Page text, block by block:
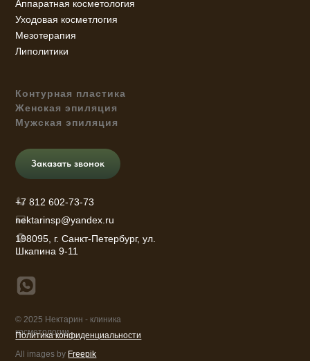
Контурная пластика
Женская эпиляция
Мужская эпиляция
198095, г. Санкт-Петербург, ул.
Шкапина 9-11
nektarinsp@yandex.ru
+7 812 602-73-73
Аппаратная косметология
Уходовая косметлогия
Мезотерапия
Липолитики
All images by Freepik
© 2025 Нектарин - клиника
косметологии
Политика конфиденциальности
Заказать звонок